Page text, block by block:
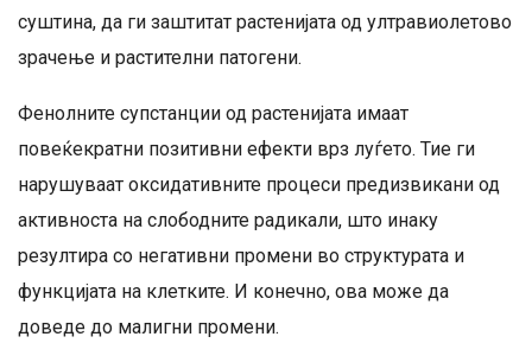
суштина, да ги заштитат растенијата од ултравиолетово
зрачење и растителни патогени.
Фенолните супстанции од растенијата имаат
повеќекратни позитивни ефекти врз луѓето. Тие ги
нарушуваат оксидативните процеси предизвикани од
активноста на слободните радикали, што инаку
резултира со негативни промени во структурата и
функцијата на клетките. И конечно, ова може да
доведе до малигни промени.